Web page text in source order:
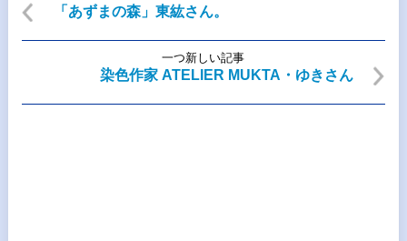
「あずまの森」東紘さん。
一つ新しい記事
染色作家 ATELIER MUKTA・ゆきさん